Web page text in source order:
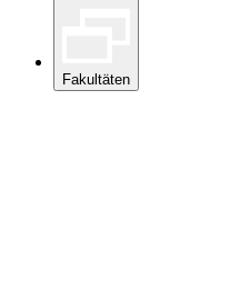
Fakultäten